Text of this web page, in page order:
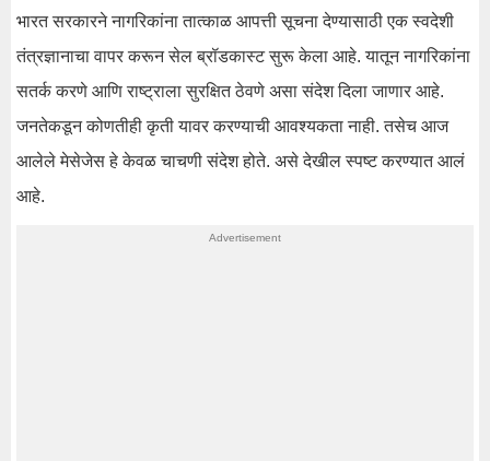
भारत सरकारने नागरिकांना तात्काळ आपत्ती सूचना देण्यासाठी एक स्वदेशी
तंत्रज्ञानाचा वापर करून सेल ब्रॉडकास्ट सुरू केला आहे. यातून नागरिकांना
सतर्क करणे आणि राष्ट्राला सुरक्षित ठेवणे असा संदेश दिला जाणार आहे.
जनतेकडून कोणतीही कृती यावर करण्याची आवश्यकता नाही. तसेच आज
आलेले मेसेजेस हे केवळ चाचणी संदेश होते. असे देखील स्पष्ट करण्यात आलं
आहे.